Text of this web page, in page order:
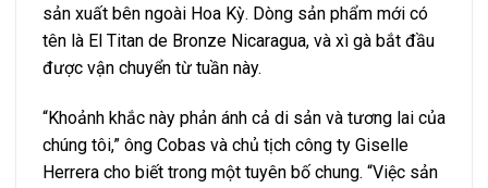
sản xuất bên ngoài Hoa Kỳ. Dòng sản phẩm mới có
tên là El Titan de Bronze Nicaragua, và xì gà bắt đầu
được vận chuyển từ tuần này.
“Khoảnh khắc này phản ánh cả di sản và tương lai của
chúng tôi,” ông Cobas và chủ tịch công ty Giselle
Herrera cho biết trong một tuyên bố chung. “Việc sản